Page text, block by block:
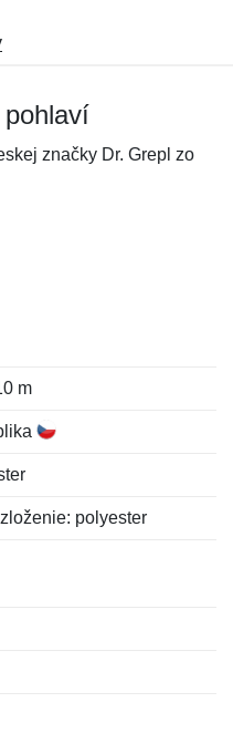
značky Dr. Grepl zo
m
polyester